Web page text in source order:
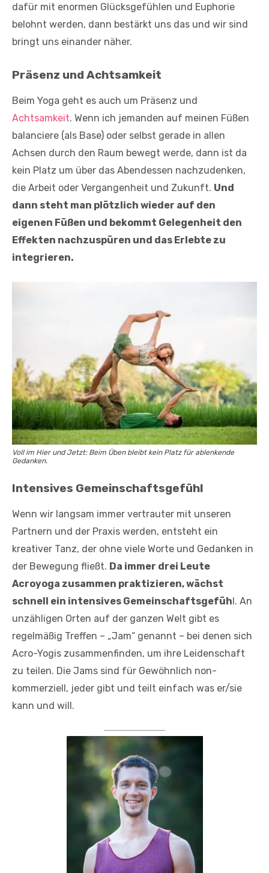
dafür mit enormen Glücksgefühlen und Euphorie
belohnt werden, dann bestärkt uns das und wir sind
bringt uns einander näher.
Präsenz und Achtsamkeit
Beim Yoga geht es auch um Präsenz und
Achtsamkeit. Wenn ich jemanden auf meinen Füßen
balanciere (als Base) oder selbst gerade in allen
Achsen durch den Raum bewegt werde, dann ist da
kein Platz um über das Abendessen nachzudenken,
die Arbeit oder Vergangenheit und Zukunft. Und
dann steht man plötzlich wieder auf den
eigenen Füßen und bekommt Gelegenheit den
Effekten nachzuspüren und das Erlebte zu
integrieren.
Voll im Hier und Jetzt: Beim Üben bleibt kein Platz für ablenkende
Gedanken.
Intensives Gemeinschaftsgefühl
Wenn wir langsam immer vertrauter mit unseren
Partnern und der Praxis werden, entsteht ein
kreativer Tanz, der ohne viele Worte und Gedanken in
der Bewegung fließt. Da immer drei Leute
Acroyoga zusammen praktizieren, wächst
schnell ein intensives Gemeinschaftsgefüh l. An
unzähligen Orten auf der ganzen Welt gibt es
regelmäßig Treffen – „Jam“ genannt – bei denen sich
Acro-Yogis zusammenfinden, um ihre Leidenschaft
zu teilen. Die Jams sind für Gewöhnlich non-
kommerziell, jeder gibt und teilt einfach was er/sie
kann und will.